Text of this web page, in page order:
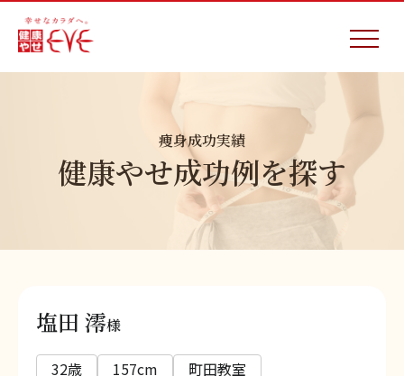
痩身成功実績
健康やせ成功例を探す
塩田 澪様
32歳 157cm 町田教室